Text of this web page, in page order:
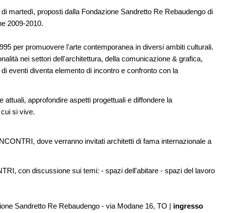
martedì, proposti dalla Fondazione Sandretto Re Rebaudengo di
2009-2010.
per promuovere l'arte contemporanea in diversi ambiti culturali.
nei settori dell'architettura, della comunicazione & grafica,
eventi diventa elemento di incontro e confronto con la
approfondire aspetti progettuali e diffondere la
si vive.
dove verranno invitati architetti di fama internazionale a
con discussione sui temi: - spazi dell'abitare - spazi del lavoro
Sandretto Re Rebaudengo - via Modane 16, TO | ingresso
urbana
Milano, social housing a Porto di Mare